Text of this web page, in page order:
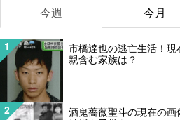
今週 今月
1
市橋達也の逃亡生活！
親含む家族は？
2
酒鬼薔薇聖斗の現在の